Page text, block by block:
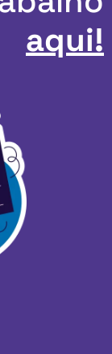
aqui!